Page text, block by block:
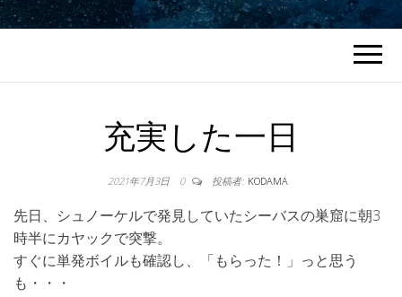
充実した一日
2021年7月3日 0 投稿者: KODAMA
先日、シュノーケルで発見していたシーバスの巣窟に朝3
時半にカヤックで突撃。
すぐに単発ボイルも確認し、「もらった！」っと思う
も・・・